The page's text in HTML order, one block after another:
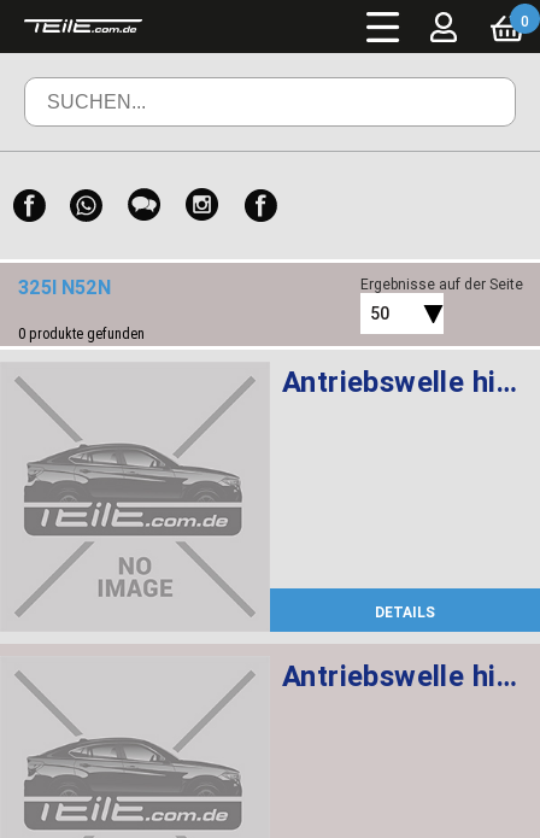
0
325I N52N
0 produkte gefunden
Ergebnisse auf der Seite
50
Antriebswelle hinten rechts
DETAILS
Antriebswelle hinten rechts